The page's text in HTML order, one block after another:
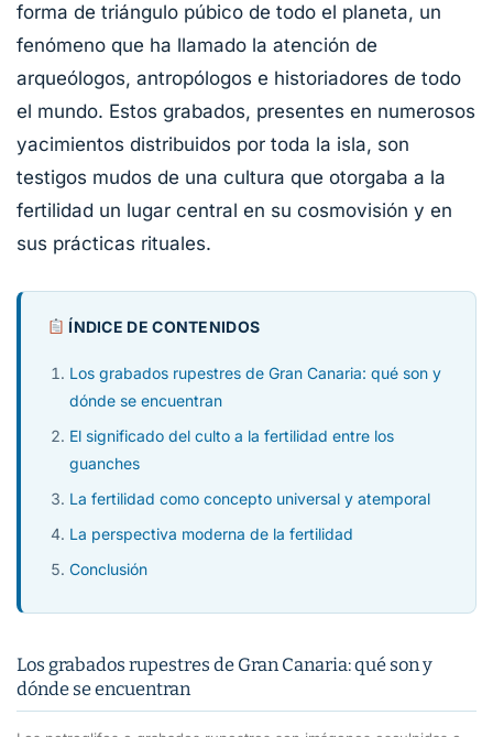
forma de triángulo púbico de todo el planeta, un
fenómeno que ha llamado la atención de
arqueólogos, antropólogos e historiadores de todo
el mundo. Estos grabados, presentes en numerosos
yacimientos distribuidos por toda la isla, son
testigos mudos de una cultura que otorgaba a la
fertilidad un lugar central en su cosmovisión y en
sus prácticas rituales.
ÍNDICE DE CONTENIDOS
Los grabados rupestres de Gran Canaria: qué son y
dónde se encuentran
El significado del culto a la fertilidad entre los
guanches
La fertilidad como concepto universal y atemporal
La perspectiva moderna de la fertilidad
Conclusión
Los grabados rupestres de Gran Canaria: qué son y
dónde se encuentran